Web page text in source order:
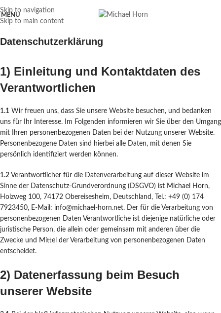
Skip to navigation
Skip to main content
MENU
Datenschutzerklärung
1) Einleitung und Kontaktdaten des
Verantwortlichen
1.1 Wir freuen uns, dass Sie unsere Website besuchen, und bedanken
uns für Ihr Interesse. Im Folgenden informieren wir Sie über den Umgang
mit Ihren personenbezogenen Daten bei der Nutzung unserer Website.
Personenbezogene Daten sind hierbei alle Daten, mit denen Sie
persönlich identifiziert werden können.
1.2 Verantwortlicher für die Datenverarbeitung auf dieser Website im
Sinne der Datenschutz-Grundverordnung (DSGVO) ist Michael Horn,
Holzweg 100, 74172 Obereisesheim, Deutschland, Tel.: +49 (0) 174
7923450, E-Mail: info@michael-horn.net. Der für die Verarbeitung von
personenbezogenen Daten Verantwortliche ist diejenige natürliche oder
juristische Person, die allein oder gemeinsam mit anderen über die
Zwecke und Mittel der Verarbeitung von personenbezogenen Daten
entscheidet.
2) Datenerfassung beim Besuch
unserer Website